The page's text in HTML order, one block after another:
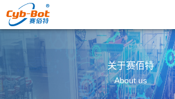
关于赛佰特
About us